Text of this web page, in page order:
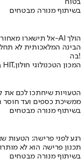
בטוח
בשיתוף מנורה מבטחים
אל תישארו מאחור – בואו לגלות לאן ה-AI הולך
הבינה המלאכותית לא
בה!
בשיתוף HIT,המכון הטכנולוגי חולון
הטעויות שיחתכו לכם את
ממשיכת כספים ועד חוסר
בשיתוף מנורה מבטחים
רגע לפני פרישה: הטעות
תכנון פרישה הוא לא
בשיתוף מנורה מבטחים